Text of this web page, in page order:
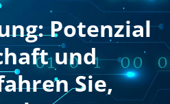
Potenzial
und
Sie,